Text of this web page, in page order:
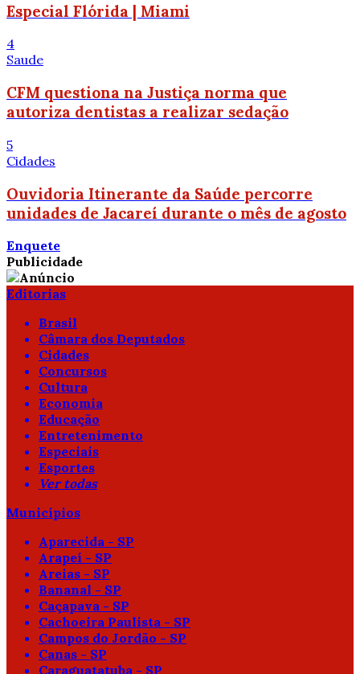
Especial Flórida | Miami
4
Saude
CFM questiona na Justiça norma que
autoriza dentistas a realizar sedação
5
Cidades
Ouvidoria Itinerante da Saúde percorre
unidades de Jacareí durante o mês de agosto
Enquete
Publicidade
Editorias
Brasil
Câmara dos Deputados
Cidades
Concursos
Cultura
Economia
Educação
Entretenimento
Especiais
Esportes
Ver todas
Municípios
Aparecida - SP
Arapeí - SP
Areias - SP
Bananal - SP
Caçapava - SP
Cachoeira Paulista - SP
Campos do Jordão - SP
Canas - SP
Caraguatatuba - SP